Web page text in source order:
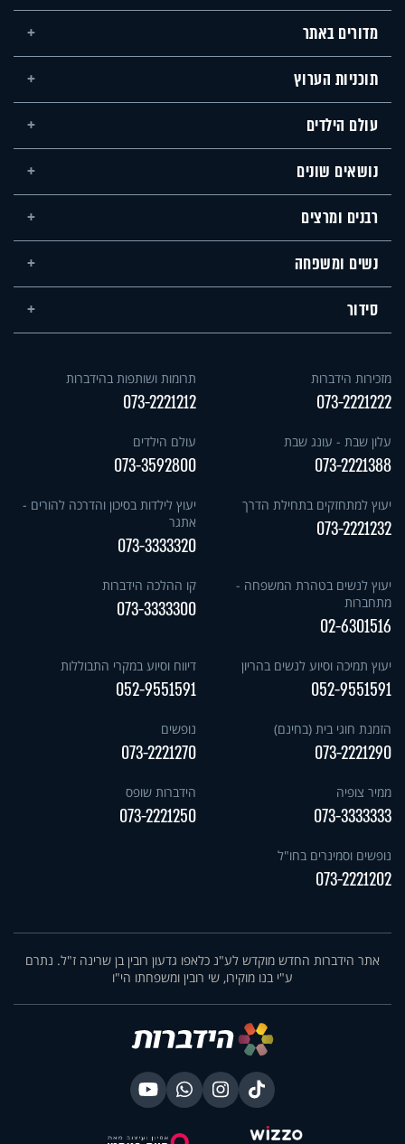
מדורים באתר
תוכניות הערוץ
עולם הילדים
נושאים שונים
רבנים ומרצים
נשים ומשפחה
סידור
מזכירות הידברות
073-2221222
תרומות ושותפות בהידברות
073-2221212
עלון שבת - עונג שבת
073-2221388
עולם הילדים
073-3592800
יעוץ למתחזקים בתחילת הדרך
073-2221232
יעוץ לילדות בסיכון והדרכה להורים -
אתגר
073-3333320
יעוץ לנשים בטהרת המשפחה -
מתחברות
02-6301516
קו ההלכה הידברות
073-3333300
יעוץ תמיכה וסיוע לנשים בהריון
052-9551591
דיווח וסיוע במקרי התבוללות
052-9551591
הזמנת חוגי בית (בחינם)
073-2221290
נופשים
073-2221270
ממיר צופיה
073-3333333
הידברות שופס
073-2221250
נופשים וסמינרים בחו"ל
073-2221202
אתר הידברות החדש מוקדש לע"נ כלאפו גדעון רובין בן שרינה ז"ל. נתרם
ע"י בנו מוקירו, שי רובין ומשפחתו הי"ו